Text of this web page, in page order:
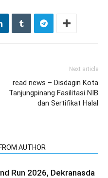
Next article
read news – Disdagin Kota
Tanjungpinang Fasilitasi NIB
dan Sertifikat Halal
AUTHOR
Run 2026, Dekranasda